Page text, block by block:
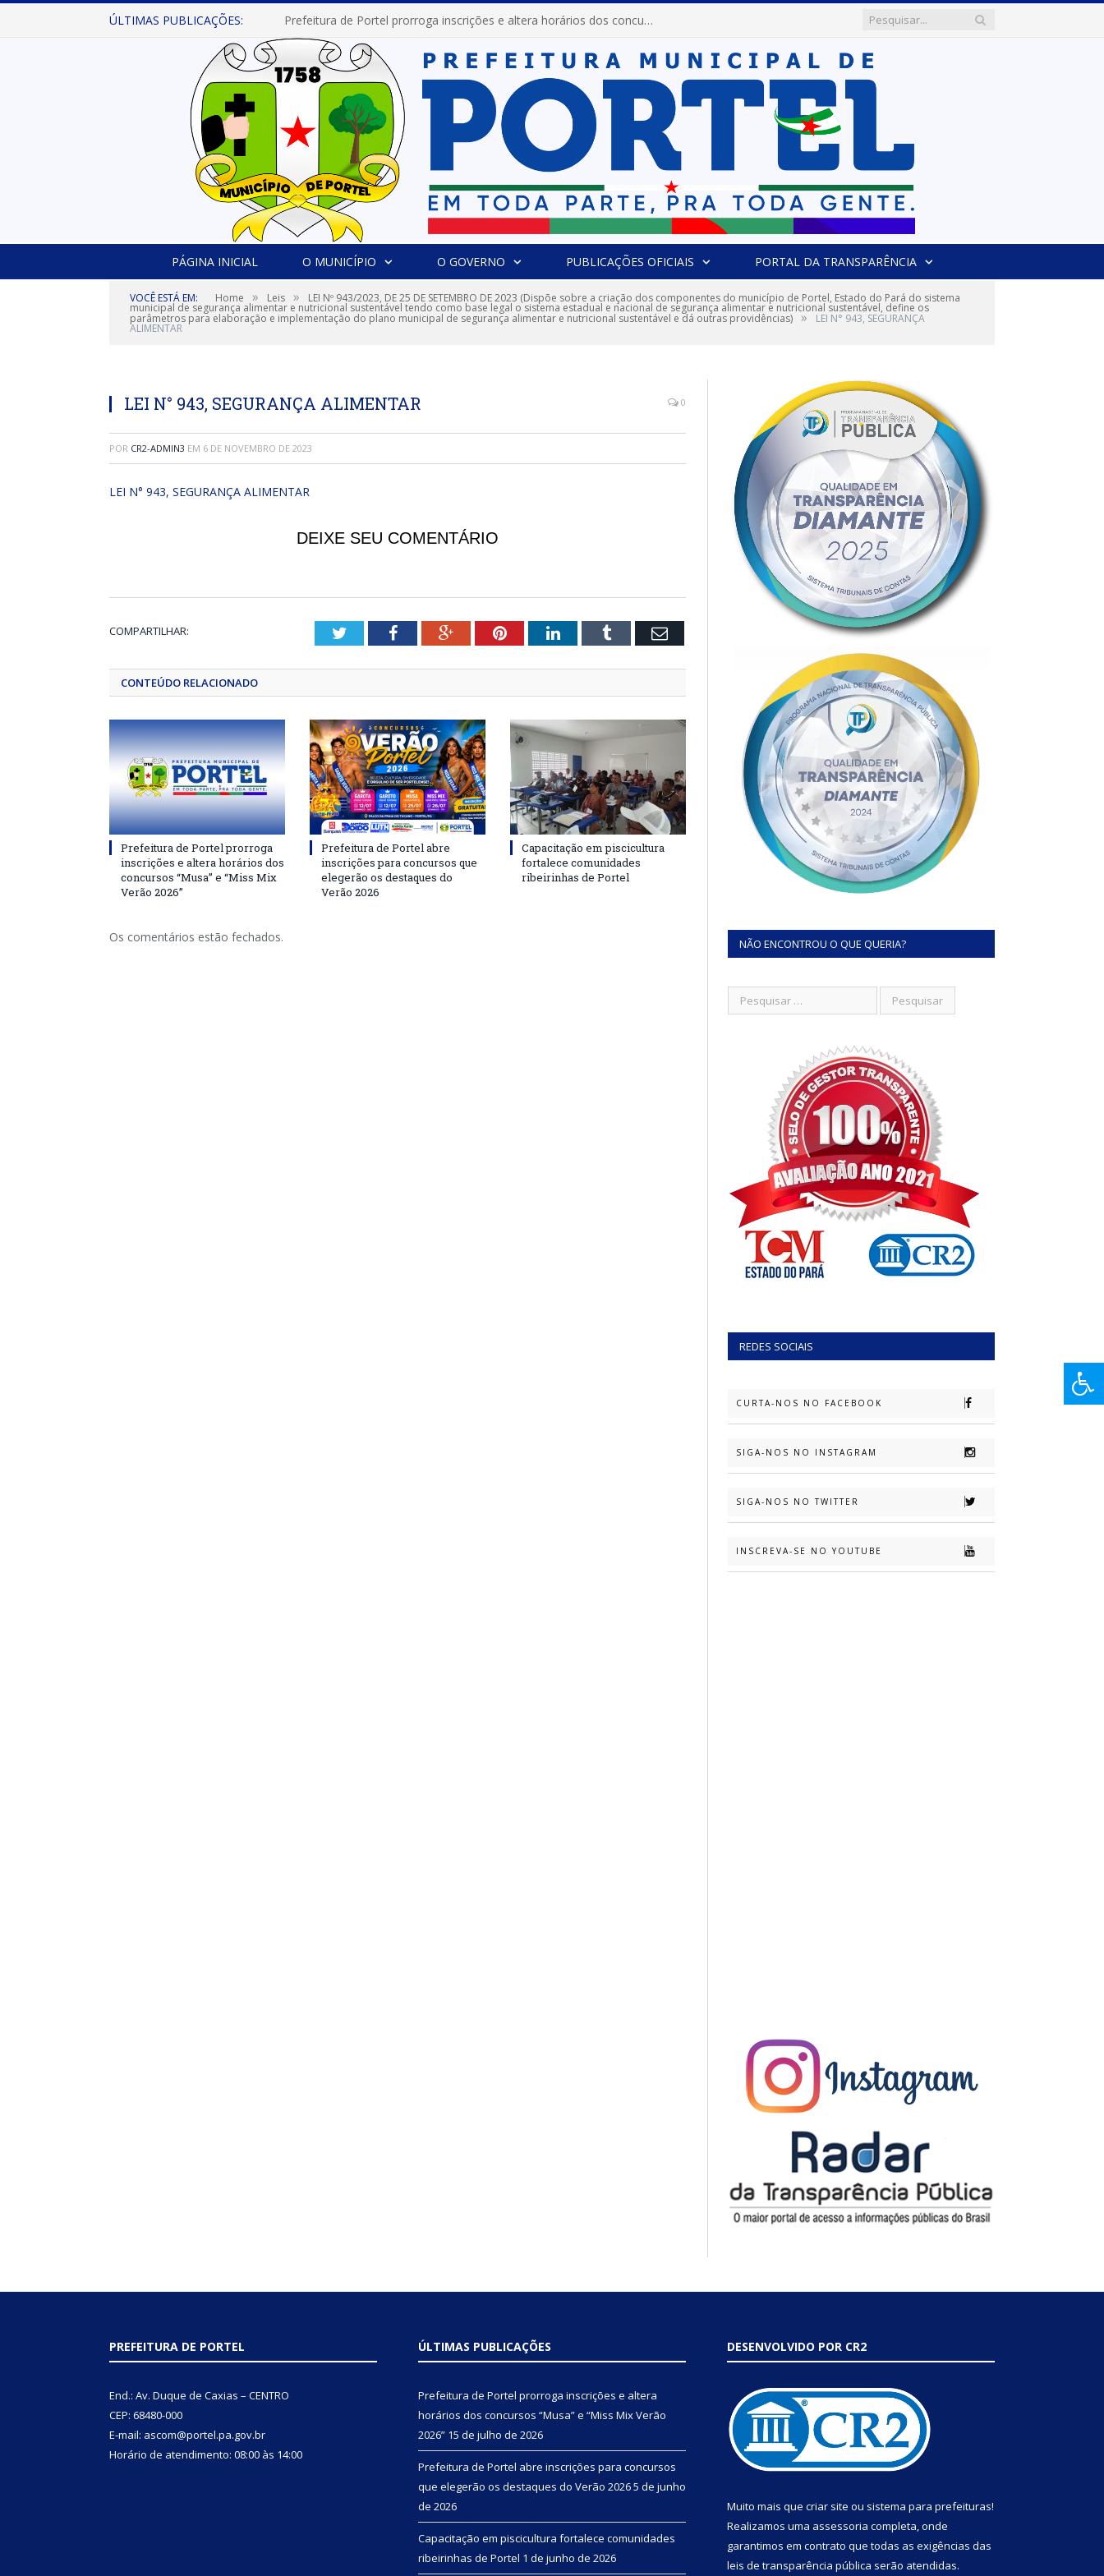
ÚLTIMAS PUBLICAÇÕES: Prefeitura de Portel prorroga inscrições e altera horários dos concursos “Musa” e “Miss Mix Verão 2026”
PÁGINA INICIAL O MUNICÍPIO O GOVERNO PUBLICAÇÕES OFICIAIS PORTAL DA TRANSPARÊNCIA
VOCÊ ESTÁ EM: Home » Leis » LEI Nº 943/2023, DE 25 DE SETEMBRO DE 2023 (Dispõe sobre a criação dos componentes do município de Portel, Estado do Pará do sistema
municipal de segurança alimentar e nutricional sustentável tendo como base legal o sistema estadual e nacional de segurança alimentar e nutricional sustentável, define os
parâmetros para elaboração e implementação do plano municipal de segurança alimentar e nutricional sustentável e dá outras providências) » LEI N° 943, SEGURANÇA
ALIMENTAR
LEI N° 943, SEGURANÇA ALIMENTAR 0
POR CR2-ADMIN3 EM 6 DE NOVEMBRO DE 2023
LEI N° 943, SEGURANÇA ALIMENTAR
DEIXE SEU COMENTÁRIO
COMPARTILHAR: TwitterFacebookGoogle+PinterestLinkedInTumblr Email
CONTEÚDO RELACIONADO
Prefeitura de Portel prorroga
inscrições e altera horários dos
concursos “Musa” e “Miss Mix
Verão 2026”
Prefeitura de Portel abre
inscrições para concursos que
elegerão os destaques do
Verão 2026
Capacitação em piscicultura
fortalece comunidades
ribeirinhas de Portel
Os comentários estão fechados. NÃO ENCONTROU O QUE QUERIA?
REDES SOCIAIS
CURTA-NOS NO FACEBOOK
SIGA-NOS NO INSTAGRAM
SIGA-NOS NO TWITTER
INSCREVA-SE NO YOUTUBE
PREFEITURA DE PORTEL
End.: Av. Duque de Caxias – CENTRO
CEP: 68480-000
E-mail: ascom@portel.pa.gov.br
Horário de atendimento: 08:00 às 14:00
ÚLTIMAS PUBLICAÇÕES
Prefeitura de Portel prorroga inscrições e altera
horários dos concursos “Musa” e “Miss Mix Verão
2026” 15 de julho de 2026
Prefeitura de Portel abre inscrições para concursos
que elegerão os destaques do Verão 20265 de junho
de 2026
Capacitação em piscicultura fortalece comunidades
ribeirinhas de Portel 1 de junho de 2026
DESENVOLVIDO POR CR2
Muito mais que criar site ou sistema para prefeituras!
Realizamos uma assessoria completa, onde
garantimos em contrato que todas as exigências das
leis de transparência pública serão atendidas.